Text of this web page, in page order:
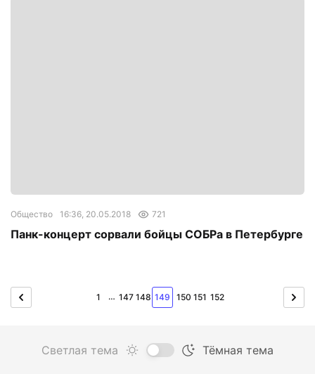
Общество 16:36, 20.05.2018 721
Панк-концерт сорвали бойцы СОБРа в Петербурге
1 … 147 148 149 150 151 152